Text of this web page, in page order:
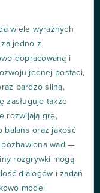
wiele wyraźnych
jedno z
dopracowaną i
jednej postaci,
bardzo silną,
zasługuje także
rozwijają grę,
balans oraz jakość
wad —
rozgrywki mogą
dialogów i zadań
model